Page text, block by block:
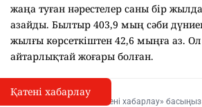
жаңа туған нәрестелер саны бір
азайды. Былтыр 403,9 мың сәби
жылғы көрсеткіштен 42,6 мыңға аз. Ол
айтарлықтай жоғары болған.
I
Қате туралы хабарлау
Мәтінді белгілеп, «Қатені хабарлау» басыңыз
Қатені хабарлау